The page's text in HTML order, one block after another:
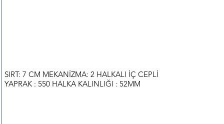
SIRT: 7 CM MEKANİZMA: 2 HALKALI İÇ CEPLİ
YAPRAK : 550 HALKA KALINLIĞI : 52MM